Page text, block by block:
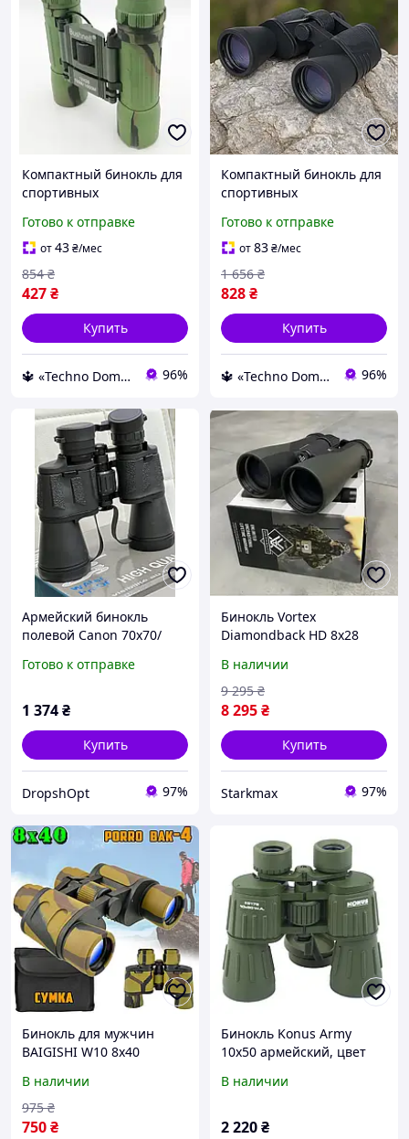
Компактный бинокль для
спортивных
армейские Бинокль для
охоты и рыбалки
туристический
Готово к отправке
от43₴/мес
427₴
854 ₴
Купить
🔱 «Techno Dom» Компетентность! Качество товара! Быстрая отправка! ✅ 96%
Компактный бинокль для
спортивных
армейские Бинокль для
охоты и рыбалки
туристический
Готово к отправке
от83₴/мес
828₴
1 656 ₴
Купить
🔱 «Techno Dom» Компетентность! Качество товара! Быстрая отправка! ✅ 96%
Армейский бинокль
полевой Canon 70х70/
охоты/
противоударный
515352Dr
Готово к отправке
1 374₴
Купить
DropshOpt 97%
Бинокль Vortex
Diamondback HD 8x28
водонепроницаемый
качественный армейский
diamondback ARI
В наличии
8 295₴
9 295 ₴
Купить
Starkmax 97%
Бинокль для мужчин
BAIGISHI W10 8x40
армейский оптический
туристический
В наличии
750₴
975 ₴
Бинокль Konus Army
10x50 армейский, цвет
В наличии
2 220₴